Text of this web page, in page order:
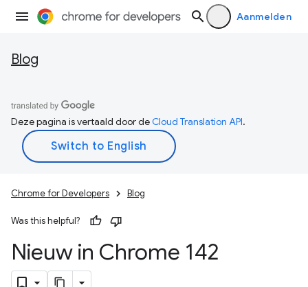
Aanmelden
Blog
Deze pagina is vertaald door deCloud Translation API.
Chrome for Developers Blog
Was this helpful?
Nieuw in Chrome 142